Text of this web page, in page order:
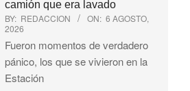
camión que era lavado
BY: REDACCION ON: 6 AGOSTO,
2026
Fueron momentos de verdadero
pánico, los que se vivieron en la
Estación